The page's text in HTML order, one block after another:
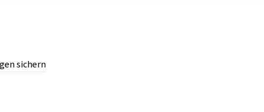
sichern